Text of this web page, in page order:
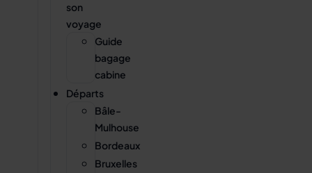
son
voyage
Guide
bagage
cabine
Départs
Bâle-
Mulhouse
Bordeaux
Bruxelles